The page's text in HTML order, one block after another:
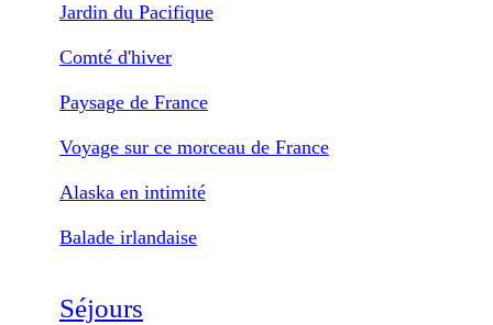
Jardin du Pacifique
Comté d'hiver
Paysage de France
Voyage sur ce morceau de France
Alaska en intimité
Balade irlandaise
Séjours